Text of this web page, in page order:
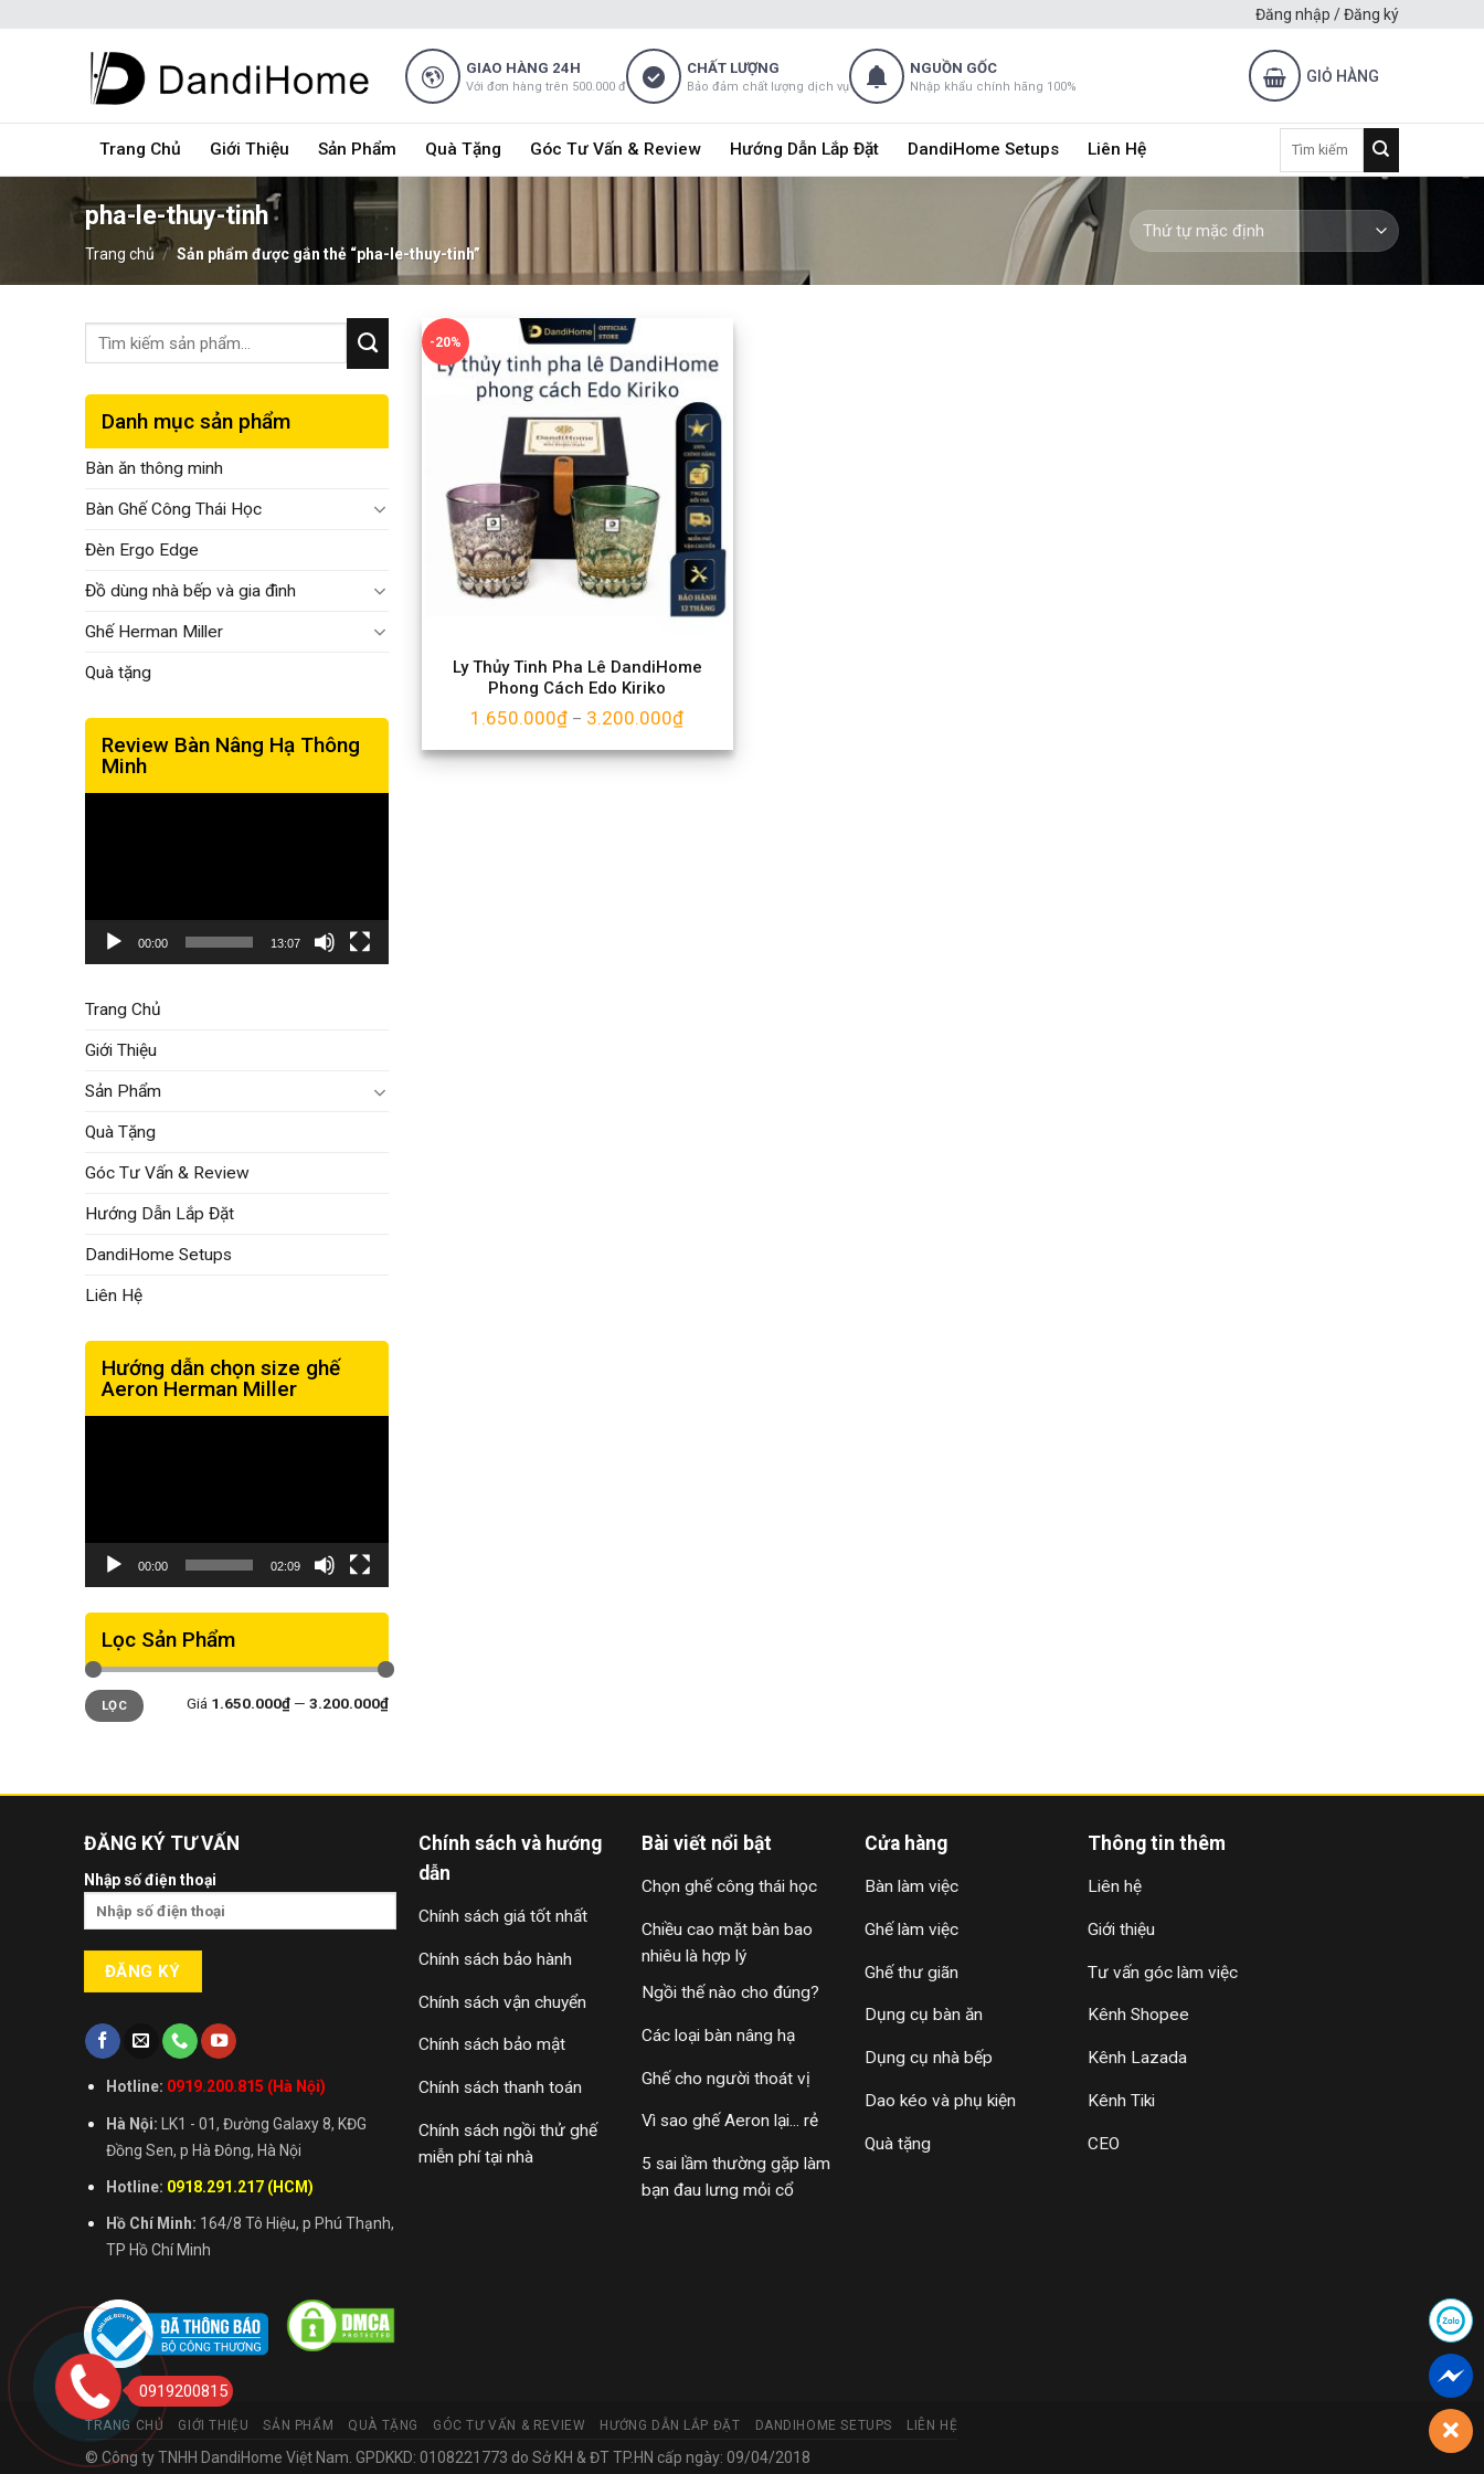
Đăng nhập / Đăng ký
GIAO HÀNG 24H
Với đơn hàng trên 500.000 đ
CHẤT LƯỢNG
Bảo đảm chất lượng dịch vụ
NGUỒN GỐC
Nhập khẩu chính hãng 100%
GIỎ HÀNG
Trang Chủ Giới Thiệu Sản Phẩm Quà Tặng Góc Tư Vấn & Review Hướng Dẫn Lắp Đặt DandiHome Setups Liên Hệ
kiếm:
pha-le-thuy-tinh
Trang chủ / Sản phẩm được gắn thẻ “pha-le-thuy-tinh”
Danh mục sản phẩm
Bàn ăn thông minh
Bàn Ghế Công Thái Học
Đèn Ergo Edge
Đồ dùng nhà bếp và gia đình
Ghế Herman Miller
Quà tặng
Review Bàn Nâng Hạ Thông
Minh
00:00 13:07
Trang Chủ
Giới Thiệu
Sản Phẩm
Quà Tặng
Góc Tư Vấn & Review
Hướng Dẫn Lắp Đặt
DandiHome Setups
Liên Hệ
Hướng dẫn chọn size ghế
Aeron Herman Miller
00:00 02:09
Lọc Sản Phẩm
Giá
thấp
nhất
Giá
cao
nhất
LỌC Giá 1.650.000₫ — 3.200.000₫
-20%
Ly Thủy Tinh Pha Lê DandiHome
Phong Cách Edo Kiriko
1.650.000₫ – 3.200.000₫
ĐĂNG KÝ TƯ VẤN
Nhập số điện thoại
Hotline: 0919.200.815 (Hà Nội)
Hà Nội: LK1 - 01, Đường Galaxy 8, KĐG
Đồng Sen, p Hà Đông, Hà Nội
Hotline: 0918.291.217 (HCM)
Hồ Chí Minh: 164/8 Tô Hiệu, p Phú Thạnh,
TP Hồ Chí Minh
Chính sách và hướng
dẫn
Chính sách giá tốt nhất
Chính sách bảo hành
Chính sách vận chuyển
Chính sách bảo mật
Chính sách thanh toán
Chính sách ngồi thử ghế
miễn phí tại nhà
Bài viết nổi bật
Chọn ghế công thái học
Chiều cao mặt bàn bao
nhiêu là hợp lý
Ngồi thế nào cho đúng?
Các loại bàn nâng hạ
Ghế cho người thoát vị
Vì sao ghế Aeron lại... rẻ
5 sai lầm thường gặp làm
bạn đau lưng mỏi cổ
Cửa hàng
Bàn làm việc
Ghế làm việc
Ghế thư giãn
Dụng cụ bàn ăn
Dụng cụ nhà bếp
Dao kéo và phụ kiện
Quà tặng
Thông tin thêm
Liên hệ
Giới thiệu
Tư vấn góc làm việc
Kênh Shopee
Kênh Lazada
Kênh Tiki
CEO
TRANG CHỦ GIỚI THIỆU SẢN PHẨM QUÀ TẶNG GÓC TƯ VẤN & REVIEW HƯỚNG DẪN LẮP ĐẶT DANDIHOME SETUPS LIÊN HỆ
© Công ty TNHH DandiHome Việt Nam. GPDKKD: 0108221773 do Sở KH & ĐT TP.HN cấp ngày: 09/04/2018
0919200815